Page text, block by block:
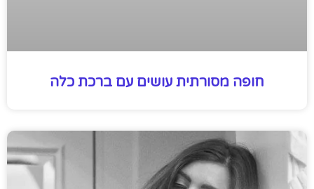
חופה מסורתית עושים עם ברכת כלה